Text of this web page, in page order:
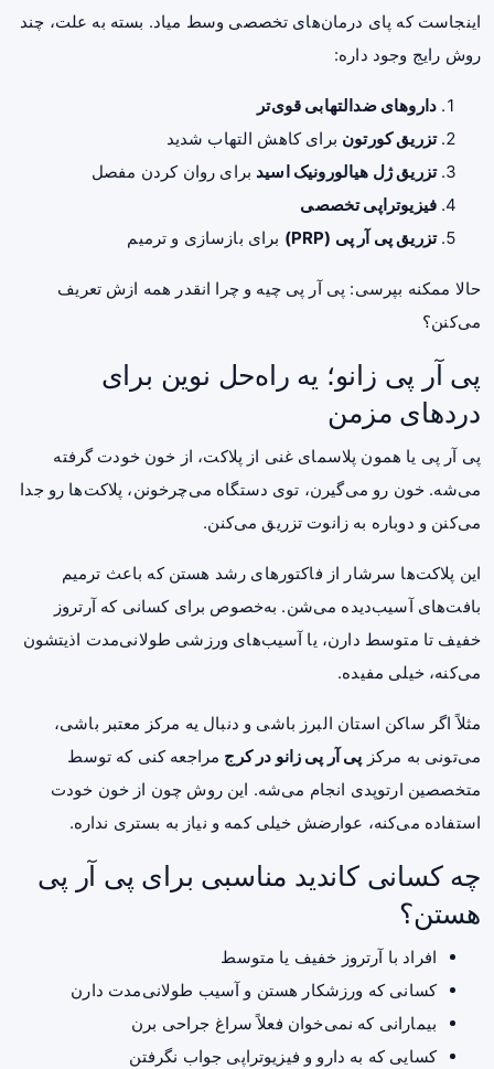
اینجاست که پای درمان‌های تخصصی وسط میاد. بسته به علت، چند
روش رایج وجود داره:
داروهای ضدالتهابی قوی‌تر
تزریق کورتون برای کاهش التهاب شدید
تزریق ژل هیالورونیک اسید برای روان کردن مفصل
فیزیوتراپی تخصصی
تزریق پی آر پی (PRP)
برای بازسازی و ترمیم
حالا ممکنه بپرسی: پی آر پی چیه و چرا انقدر همه ازش تعریف
می‌کنن؟
پی آر پی زانو؛ یه راه‌حل نوین برای
دردهای مزمن
پی آر پی یا همون پلاسمای غنی از پلاکت، از خون خودت گرفته
می‌شه. خون رو می‌گیرن، توی دستگاه می‌چرخونن، پلاکت‌ها رو جدا
می‌کنن و دوباره به زانوت تزریق می‌کنن.
این پلاکت‌ها سرشار از فاکتورهای رشد هستن که باعث ترمیم
بافت‌های آسیب‌دیده می‌شن. به‌خصوص برای کسانی که آرتروز
خفیف تا متوسط دارن، یا آسیب‌های ورزشی طولانی‌مدت اذیتشون
می‌کنه، خیلی مفیده.
مثلاً اگر ساکن استان البرز باشی و دنبال یه مرکز معتبر باشی،
می‌تونی به مرکز پی آر پی زانو در کرج مراجعه کنی که توسط
متخصصین ارتوپدی انجام می‌شه. این روش چون از خون خودت
استفاده می‌کنه، عوارضش خیلی کمه و نیاز به بستری نداره.
چه کسانی کاندید مناسبی برای پی آر پی
هستن؟
افراد با آرتروز خفیف یا متوسط
کسانی که ورزشکار هستن و آسیب طولانی‌مدت دارن
بیمارانی که نمی‌خوان فعلاً سراغ جراحی برن
کسایی که به دارو و فیزیوتراپی جواب نگرفتن